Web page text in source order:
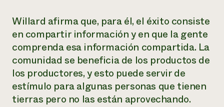
Willard afirma que, para él, el éxito consiste
en compartir información y en que la gente
comprenda esa información compartida. La
comunidad se beneficia de los productos de
los productores, y esto puede servir de
estímulo para algunas personas que tienen
tierras pero no las están aprovechando.